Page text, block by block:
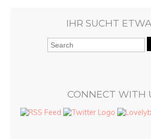
IHR SUCHT
CONNECT WITH